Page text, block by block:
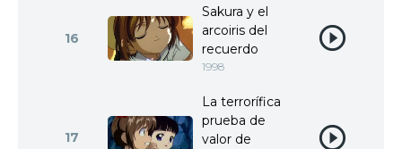
16
Sakura y el
arcoiris del
recuerdo
1998
17
La terrorífica
prueba de
valor de